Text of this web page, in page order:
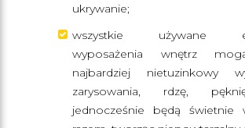
ukrywanie;
wszystkie używane
wyposażenia wnętrz
najbardziej nietuzinkowy
zarysowania, rdzę,
jednocześnie będą świetnie